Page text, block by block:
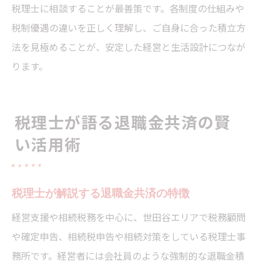
税理士に相談することが最善策です。各制度の仕組みや
税制優遇の違いを正しく理解し、ご自身に合った積立方
法を見極めることが、安定した経営と生活設計につなが
ります。
税理士が語る退職金共済の賢
い活用術
税理士が解説する退職金共済の特徴
経営支援や相続税務を中心に、世田谷エリアで税務顧問
や確定申告、相続税申告や相続対策をしている税理士事
務所です。経営者には会社員のような強制的な退職金積